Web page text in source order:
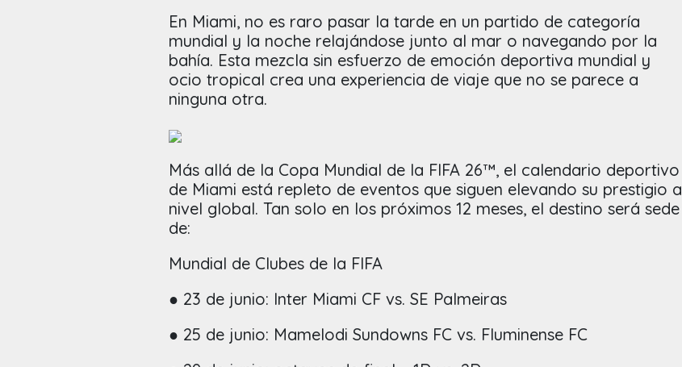
En Miami, no es raro pasar la tarde en un partido de categoría
mundial y la noche relajándose junto al mar o navegando por la
bahía. Esta mezcla sin esfuerzo de emoción deportiva mundial y
ocio tropical crea una experiencia de viaje que no se parece a
ninguna otra.
Más allá de la Copa Mundial de la FIFA 26™, el calendario deportivo
de Miami está repleto de eventos que siguen elevando su prestigio a
nivel global. Tan solo en los próximos 12 meses, el destino será sede
de:
Mundial de Clubes de la FIFA
● 23 de junio: Inter Miami CF vs. SE Palmeiras
● 25 de junio: Mamelodi Sundowns FC vs. Fluminense FC